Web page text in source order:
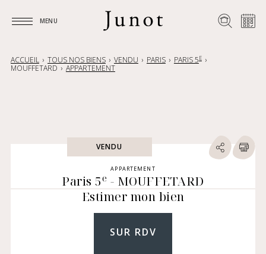
MENU
ACCUEIL TOUS NOS BIENS VENDU PARIS PARIS 5E
MOUFFETARD APPARTEMENT
VENDU
APPARTEMENT
Paris 5e - MOUFFETARD
Estimer mon bien
SUR RDV